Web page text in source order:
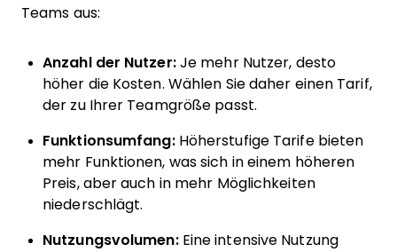
Teams aus:
Anzahl der Nutzer:Je mehr Nutzer, desto
höher die Kosten. Wählen Sie daher einen Tarif,
der zu Ihrer Teamgröße passt.
Funktionsumfang:Höherstufige Tarife bieten
mehr Funktionen, was sich in einem höheren
Preis, aber auch in mehr Möglichkeiten
niederschlägt.
Nutzungsvolumen:Eine intensive Nutzung